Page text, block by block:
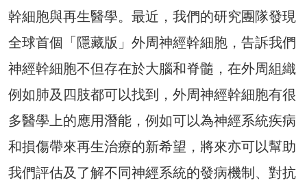
幹細胞與再生醫學。最近，我們的研究團隊發現
全球首個「隱藏版」外周神經幹細胞，告訴我們
神經幹細胞不但存在於大腦和脊髓，在外周組織
例如肺及四肢都可以找到，外周神經幹細胞有很
多醫學上的應用潛能，例如可以為神經系統疾病
和損傷帶來再生治療的新希望，將來亦可以幫助
我們評估及了解不同神經系統的發病機制、對抗